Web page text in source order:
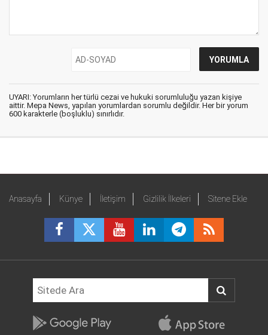
UYARI: Yorumların her türlü cezai ve hukuki sorumluluğu yazan kişiye
aittir. Mepa News, yapılan yorumlardan sorumlu değildir. Her bir yorum
600 karakterle (boşluklu) sınırlıdır.
Anasayfa Künye İletişim Gizlilik İlkeleri Sitene Ekle